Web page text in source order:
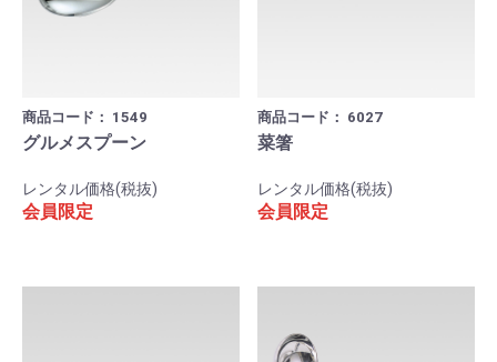
商品コード： 1549
グルメスプーン
レンタル価格(税抜)
会員限定
商品コード： 6027
菜箸
レンタル価格(税抜)
会員限定